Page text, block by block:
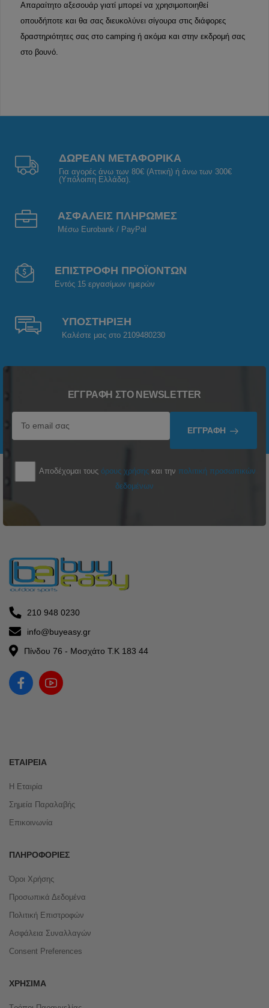
Απαραίτητο αξεσουάρ γιατί μπορεί να χρησιμοποιηθεί
οπουδήποτε και θα σας διευκολύνει σίγουρα στις διάφορες
δραστηριότητες σας στο camping ή ακόμα και στην εκδρομή σας
στο βουνό.
ΔΩΡΕΑΝ ΜΕΤΑΦΟΡΙΚΑ
Για αγορές άνω των 80€ (Αττική) ή άνω των 300€
(Υπόλοιπη Ελλάδα).
ΑΣΦΑΛΕΙΣ ΠΛΗΡΩΜΕΣ
Μέσω Eurobank / PayPal
ΕΠΙΣΤΡΟΦΗ ΠΡΟΪΟΝΤΩΝ
Εντός 15 εργασίμων ημερών
ΥΠΟΣΤΗΡΙΞΗ
Καλέστε μας στο 2109480230
ΕΓΓΡΑΦΉ ΣΤΟ NEWSLETTER
ΕΓΓΡΑΦΉ
Αποδέχομαι τους όρους χρήσης και την πολιτική προσωπικών
δεδομένων
210 948 0230
info@buyeasy.gr
Πίνδου 76 - Μοσχάτο Τ.Κ 183 44
ΕΤΑΙΡΕΊΑ
Η Εταιρία
Σημεία Παραλαβής
Επικοινωνία
ΠΛΗΡΟΦΟΡΊΕΣ
Όροι Χρήσης
Προσωπικά Δεδομένα
Πολιτική Επιστροφών
Ασφάλεια Συναλλαγών
Consent Preferences
ΧΡΉΣΙΜΑ